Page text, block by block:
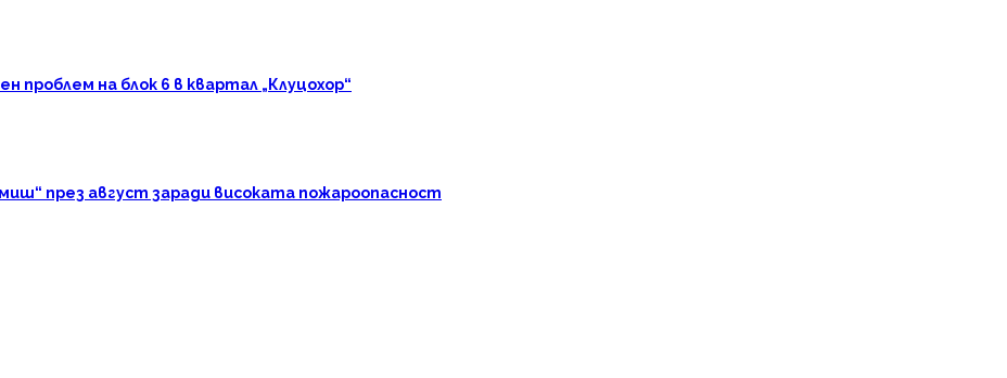
на блок 6 в квартал „Клуцохор“
през август заради високата пожароопасност